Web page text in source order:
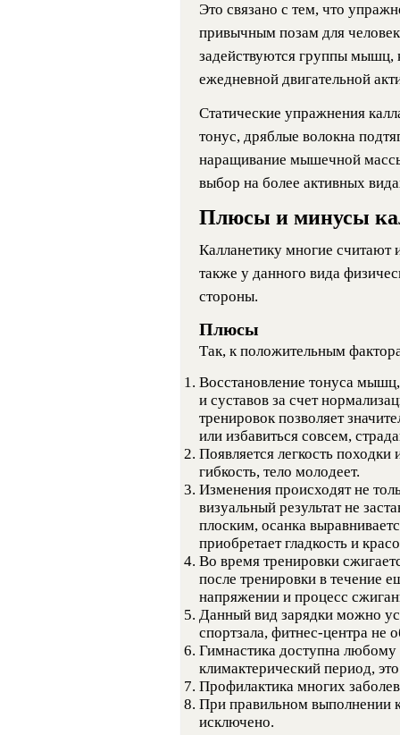
Это связано с тем, что
привычным позам для
задействуются группы мышц,
ежедневной двигательной
Статические упражнения
тонус, дряблые волокна
наращивание мышечной
выбор на более активных
Плюсы и минусы
Калланетику многие считают
также у данного вида
стороны.
Плюсы
Так, к положительным
Восстановление тонуса
и суставов за счет
тренировок позволяет
или избавиться совсем,
Появляется легкость походки
гибкость, тело молодеет.
Изменения происходят не
визуальный результат не
плоским, осанка
приобретает гладкость и
Во время тренировки
после тренировки в течение
напряжении и процесс
Данный вид зарядки можно
спортзала, фитнес-центра не
Гимнастика доступна
климактерический период,
Профилактика многих
При правильном выполнении
исключено.